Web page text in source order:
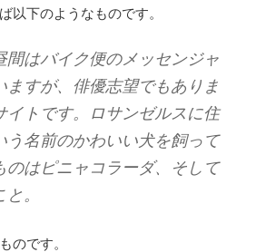
以下のようなものです。
間はバイク便のメッセンジャ
ますが、俳優志望でもありま
イトです。ロサンゼルスに住
う名前のかわいい犬を飼って
のはピニャコラーダ、そして
。
のです。